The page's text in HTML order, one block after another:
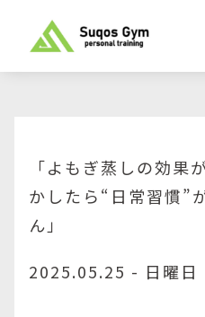
「よもぎ蒸しの効果
かしたら“日常習慣”
ん」
2025.05.25 - 日曜日